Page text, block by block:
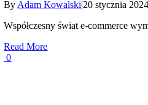
By Adam Kowalski|20 stycznia 2024
Współczesny świat e-commerce
Read More
0